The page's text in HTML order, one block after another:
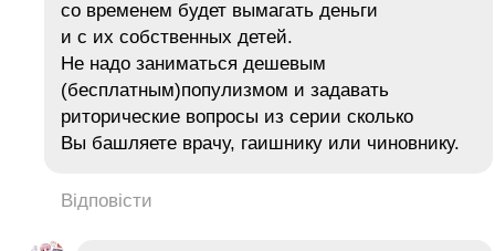
со временем будет вымагать деньги
и с их собственных детей.
Не надо заниматься дешевым
(бесплатным)популизмом и задавать
риторические вопросы из серии сколько
Вы башляете врачу, гаишнику или чиновнику.
Відповісти